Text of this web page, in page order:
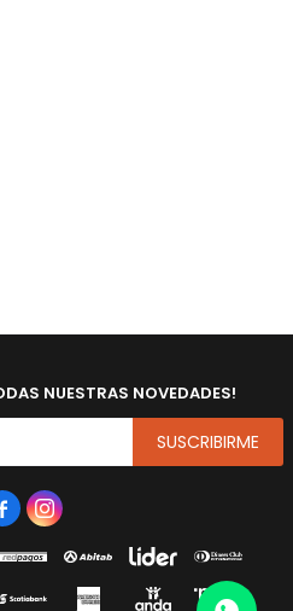
NUESTRAS NOVEDADES!
SUSCRIBIRME
